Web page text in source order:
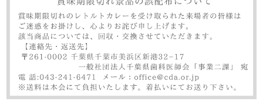
FAX・電話でのご注文
支払い方法
特定商取引に関する法律に基づく表記
プライバシーポリシー